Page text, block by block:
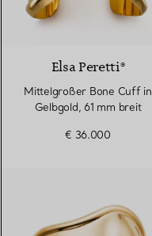
Elsa Peretti®
Mittelgroßer Bone Cuff in
Gelbgold, 61 mm breit
€ 36.000